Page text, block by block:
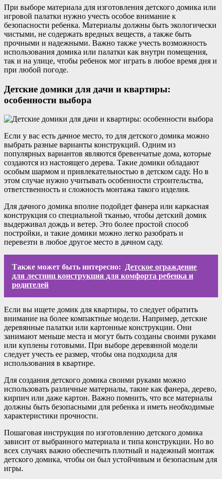
При выборе материала для изготовления детского домика или
игровой палатки нужно учесть особое внимание к
безопасности ребенка. Материалы должны быть экологически
чистыми, не содержать вредных веществ, а также быть
прочными и надежными. Важно также учесть возможность
использования домика или палатки как внутри помещения,
так и на улице, чтобы ребенок мог играть в любое время дня и
при любой погоде.
Детские домики для дачи и квартиры:
особенности выбора
Если у вас есть дачное место, то для детского домика можно
выбрать разные варианты конструкций. Одним из
популярных вариантов являются бревенчатые дома, которые
создаются из настоящего дерева. Такие домики обладают
особым шармом и привлекательностью в детском саду. Но в
этом случае нужно учитывать особенности строительства,
ответственность и сложность монтажа такого изделия.
Для дачного домика вполне подойдет фанера или каркасная
конструкция со специальной тканью, чтобы детский домик
выдерживал дождь и ветер. Это более простой способ
постройки, и такие домики можно легко разобрать и
перевезти в любое другое место в дачном саду.
Также может быть интересно:
Детское ограждение
для лестниц конструкция для комфорта ребенка и
родителей
Если вы ищете домик для квартиры, то следует обратить
внимание на более компактные модели. Например, детские
деревянные палатки или картонные конструкции. Они
занимают меньше места и могут быть созданы своими руками
или куплены готовыми. При выборе деревянной модели
следует учесть ее размер, чтобы она подходила для
использования в квартире.
Для создания детского домика своими руками можно
использовать различные материалы, такие как фанера, дерево,
кирпич или даже картон. Важно помнить, что все материалы
должны быть безопасными для ребенка и иметь необходимые
характеристики прочности.
Пошаговая инструкция по изготовлению детского домика
зависит от выбранного материала и типа конструкции. Но во
всех случаях важно обеспечить плотный и надежный монтаж
детского домика, чтобы он был устойчивым и безопасным для
игры.